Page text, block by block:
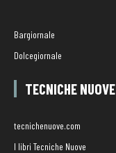
Bargiornale
Dolcegiornale
TECNICHE NUOVE
tecnichenuove.com
I libri Tecniche Nuove